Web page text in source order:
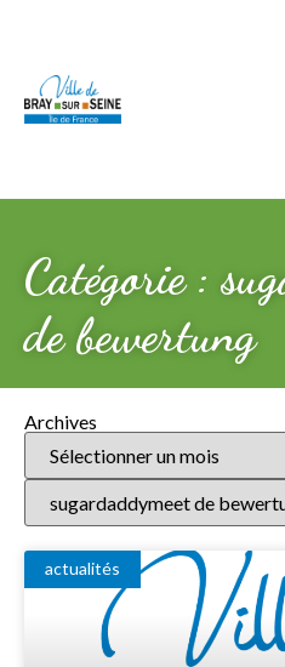
Catégorie :
de bewertung
Archives
actualités